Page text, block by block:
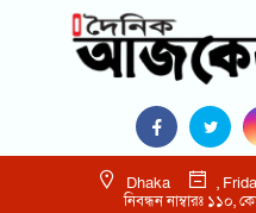
Dhaka
,
নিবন্ধন নাম্বারঃ ১১০,